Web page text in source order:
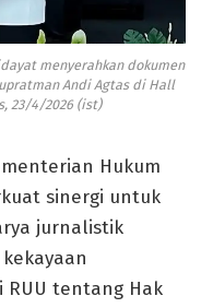
menyerahkan dokumen
Andi Agtas di Hall
23/4/2026 (ist)
Hukum
sinergi untuk
jurnalistik
tentang Hak